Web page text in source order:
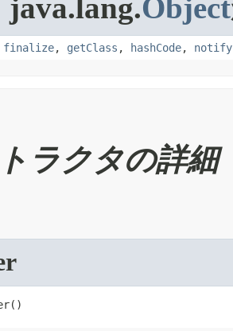
java.lang.Object
finalize, getClass , hashCode, notify
ラクタの詳細